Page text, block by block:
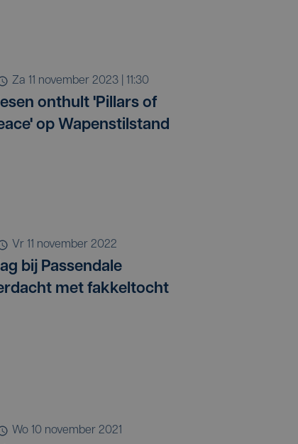
za 11 november 2023 | 11:30
onthult 'Pillars of
op Wapenstilstand
vr 11 november 2022
bij Passendale
met fakkeltocht
wo 10 november 2021